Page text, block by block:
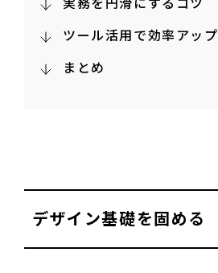
ツール活用で効率アップ
まとめ
デザイン基礎を固める